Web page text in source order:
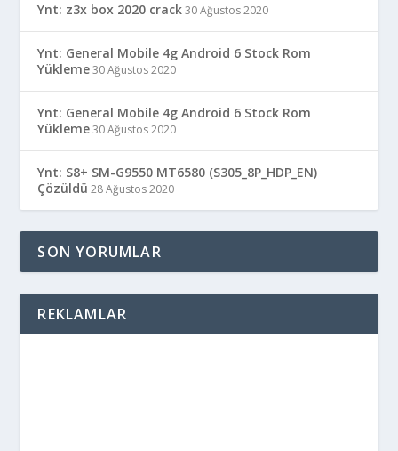
Ynt: z3x box 2020 crack 30 Ağustos 2020
Ynt: General Mobile 4g Android 6 Stock Rom
Yükleme 30 Ağustos 2020
Ynt: General Mobile 4g Android 6 Stock Rom
Yükleme 30 Ağustos 2020
Ynt: S8+ SM-G9550 MT6580 (S305_8P_HDP_EN)
Çözüldü 28 Ağustos 2020
SON YORUMLAR
REKLAMLAR